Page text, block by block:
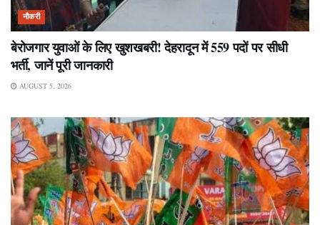
नौकरी
बेरोजगार युवाओं के लिए खुशखबरी! देहरादून में 559 पदों पर सीधी
भर्ती, जानें पूरी जानकारी
AUGUST 5, 2026